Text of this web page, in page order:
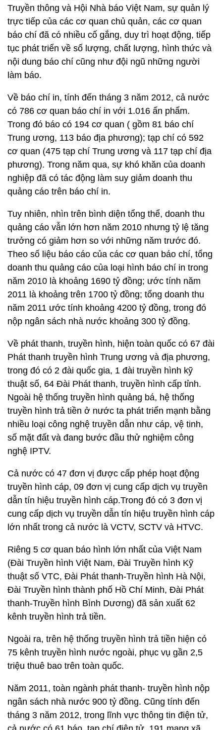
Truyền thông và Hội Nhà báo Việt Nam, sự quản lý
trực tiếp của các cơ quan chủ quản, các cơ quan
báo chí đã có nhiều cố gắng, duy trì hoạt động, tiếp
tục phát triển về số lượng, chất lượng, hình thức và
nội dung báo chí cũng như đội ngũ những người
làm báo.
Về báo chí in, tính đến tháng 3 năm 2012, cả nước
có 786 cơ quan báo chí in với 1.016 ấn phẩm.
Trong đó báo có 194 cơ quan ( gồm 81 báo chí
Trung ương, 113 báo địa phương); tạp chí có 592
cơ quan (475 tạp chí Trung ương và 117 tạp chí địa
phương). Trong năm qua, sự khó khăn của doanh
nghiệp đã có tác động làm suy giảm doanh thu
quảng cáo trên báo chí in.
Tuy nhiên, nhìn trên bình diện tổng thể, doanh thu
quảng cáo vẫn lớn hơn năm 2010 nhưng tỷ lệ tăng
trưởng có giảm hơn so với những năm trước đó.
Theo số liệu báo cáo của các cơ quan báo chí, tổng
doanh thu quảng cáo của loại hình báo chí in trong
năm 2010 là khoảng 1690 tỷ đồng; ước tính năm
2011 là khoảng trên 1700 tỷ đồng; tổng doanh thu
năm 2011 ước tính khoảng 4200 tỷ đồng, trong đó
nộp ngân sách nhà nước khoảng 300 tỷ đồng.
Về phát thanh, truyền hình, hiện toàn quốc có 67 đài
Phát thanh truyền hình Trung ương và địa phương,
trong đó có 2 đài quốc gia, 1 đài truyền hình kỹ
thuật số, 64 Đài Phát thanh, truyền hình cấp tỉnh.
Ngoài hệ thống truyền hình quảng bá, hệ thống
truyền hình trả tiền ở nước ta phát triển mạnh bằng
nhiều loại công nghệ truyền dẫn như cáp, vệ tinh,
số mặt đất và đang bước đầu thử nghiệm công
nghệ IPTV.
Cả nước có 47 đơn vị được cấp phép hoạt động
truyền hình cáp, 09 đơn vị cung cấp dịch vụ truyền
dẫn tín hiệu truyền hình cáp.Trong đó có 3 đơn vị
cung cấp dịch vụ truyền dẫn tín hiệu truyền hình cáp
lớn nhất trong cả nước là VCTV, SCTV và HTVC.
Riêng 5 cơ quan báo hình lớn nhất của Việt Nam
(Đài Truyền hình Việt Nam, Đài Truyền hình Kỹ
thuật số VTC, Đài Phát thanh-Truyền hình Hà Nội,
Đài Truyền hình thành phố Hồ Chí Minh, Đài Phát
thanh-Truyền hình Bình Dương) đã sản xuất 62
kênh truyền hình trả tiền.
Ngoài ra, trên hệ thống truyền hình trả tiền hiện có
75 kênh truyền hình nước ngoài, phục vụ gần 2,5
triệu thuê bao trên toàn quốc.
Năm 2011, toàn ngành phát thanh- truyền hình nộp
ngân sách nhà nước 900 tỷ đồng. Cũng tính đến
tháng 3 năm 2012, trong lĩnh vực thông tin điện tử,